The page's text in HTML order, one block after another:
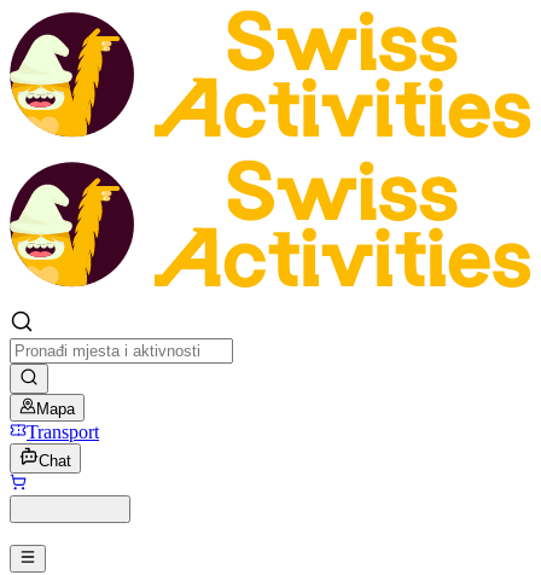
Mapa
Transport
Chat